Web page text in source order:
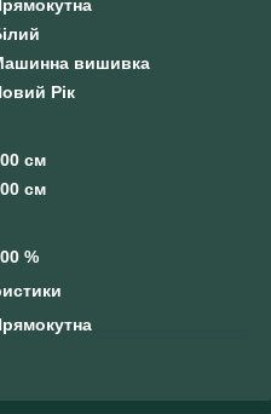
вишивка
Рік
см
см
%